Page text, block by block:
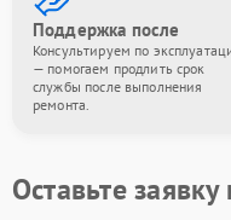
Поддержка после
Консультируем по
— помогаем продлить срок
службы после выполнения
ремонта.
Оставьте